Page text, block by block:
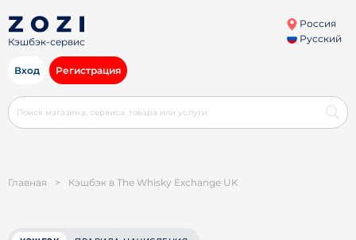
Кэшбэк-сервис
Россия
Русский
Вход Регистрация
Главная > Кэшбэк в The Whisky Exchange UK